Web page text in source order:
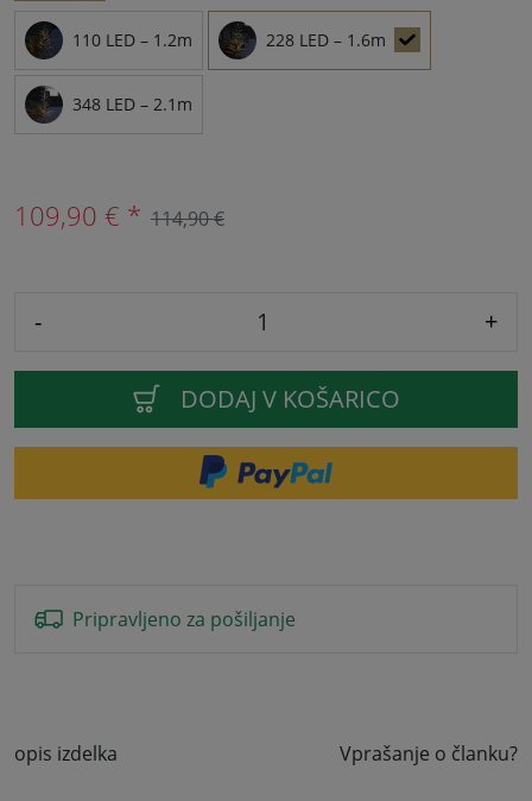
110 LED – 1.2m 228 LED – 1.6m
348 LED – 2.1m
109,90 € * 114,90 €
- +
DODAJ V KOŠARICO
Pripravljeno za pošiljanje
opis izdelka Vprašanje o članku?